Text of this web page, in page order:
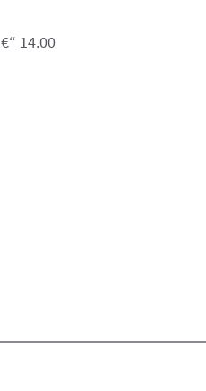
14.00